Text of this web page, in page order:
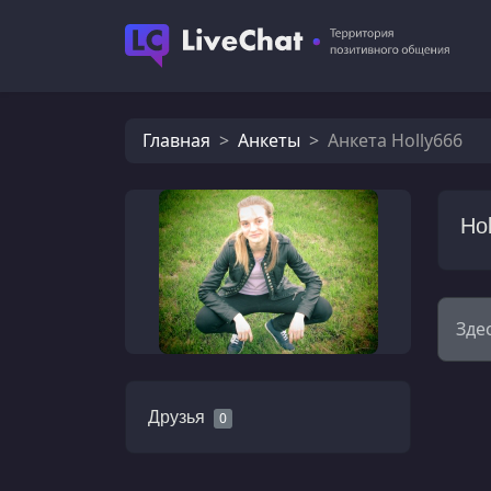
Главная Анкеты Анкета Holly666
Друзья 0